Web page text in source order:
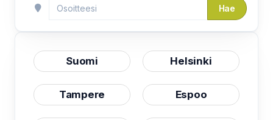
Hae
Suomi Helsinki
Tampere Espoo